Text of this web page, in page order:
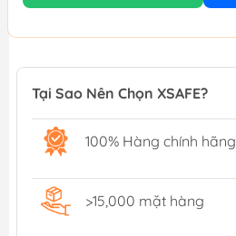
Tại Sao Nên Chọn XSAFE?
100% Hàng chính hãng
>15,000 mặt hàng